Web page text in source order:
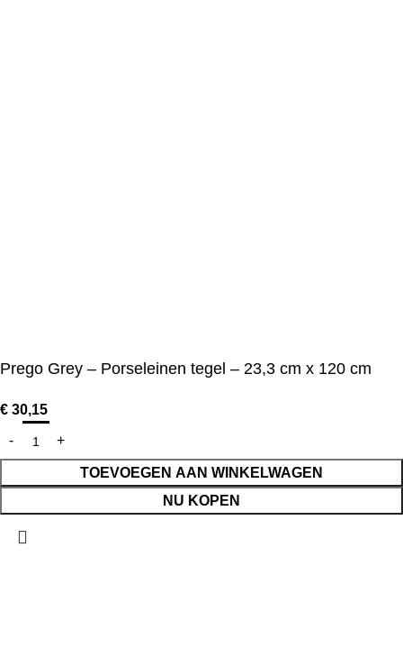
Prego Grey – Porseleinen tegel – 23,3 cm x 120 cm
€ 30,15
TOEVOEGEN AAN WINKELWAGEN
NU KOPEN